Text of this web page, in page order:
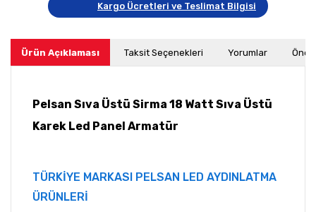
Kargo Ücretleri ve Teslimat Bilgisi
Ürün Açıklaması Taksit Seçenekleri Yorumlar
Pelsan Sıva Üstü Sirma 18 Watt Sıva Üstü
Karek Led Panel Armatür
TÜRKİYE MARKASI PELSAN LED AYDINLATMA
ÜRÜNLERİ